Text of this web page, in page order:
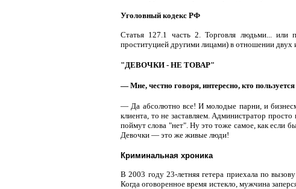
Уголовный кодекс РФ
Статья 127.1 часть 2. Торговля людьми... или
проституцией другими лицами) в отношении двух
"ДЕВОЧКИ - НЕ ТОВАР"
— Мне, честно говоря, интересно, кто
— Да абсолютно все! И молодые парни, и
клиента, то не заставляем. Администратор
поймут слова "нет". Ну это тоже самое, как если
Девочки — это же живые люди!
Криминальная хроника
В 2003 году 23-летняя гетера приехала по
Когда оговоренное время истекло, мужчина